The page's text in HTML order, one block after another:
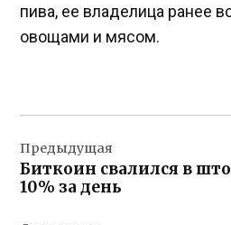
пива, ее владелица ранее
овощами и мясом.
по
записям
Предыдущая
Биткоин свалился в
10% за день